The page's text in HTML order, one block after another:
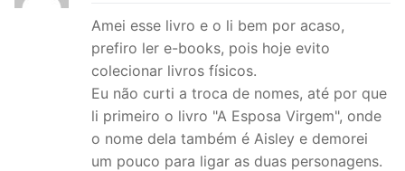
Amei esse livro e o li bem por acaso,
prefiro ler e-books, pois hoje evito
colecionar livros físicos.
Eu não curti a troca de nomes, até por que
li primeiro o livro "A Esposa Virgem", onde
o nome dela também é Aisley e demorei
um pouco para ligar as duas personagens.